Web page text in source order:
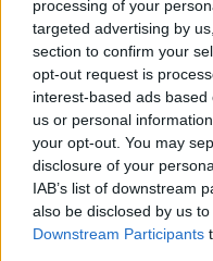
processing of your
targeted advertising by
section to confirm your
opt-out request is
interest-based ads
us or personal
your opt-out. You may
disclosure of your
IAB’s list of downstream
also be disclosed by us
Downstream Participants
Drony z kolei są naszą
oparta wyłącznie na
przeskoczyć. Co ważne,
bezpośrednio sprzedawać
modelu licencyjnym, na
technologię
Brazylii czy USA). To oni
będziemy inkasować